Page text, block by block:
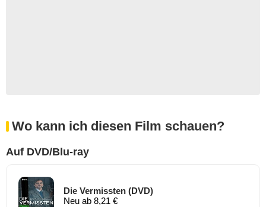
Wo kann ich diesen Film schauen?
Auf DVD/Blu-ray
Die Vermissten (DVD)
Neu ab 8,21 €